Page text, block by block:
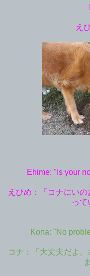
え
Ehime: "Is your
えひめ：「コナにい
って
Kona: "No
コナ：「大丈夫だよ